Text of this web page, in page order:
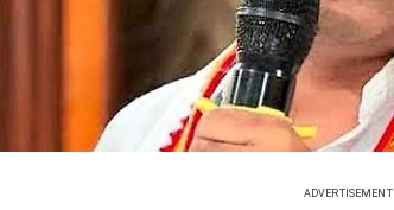
ADVERTISEMENT